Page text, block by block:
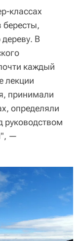
классах
бересты,
В
каждый
лекции
принимали
определяли
руководством
—